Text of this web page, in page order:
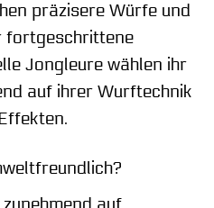
präzisere Würfe und
fortgeschrittene
Jongleure wählen ihr
auf ihrer Wurftechnik